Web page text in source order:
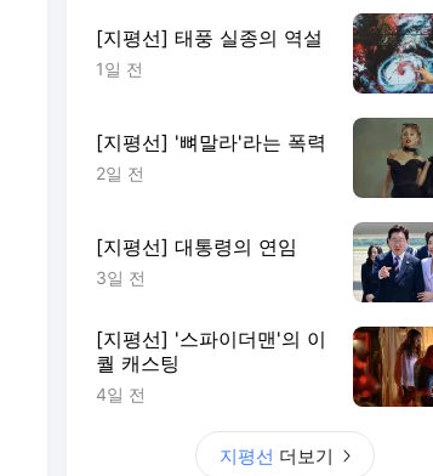
[지평선] 태풍 실종의 역설
1일 전
[지평선] '뼈말라'라는 폭력
2일 전
[지평선] 대통령의 연임
3일 전
[지평선] '스파이더맨'의 이
퀄 캐스팅
4일 전
지평선 더보기